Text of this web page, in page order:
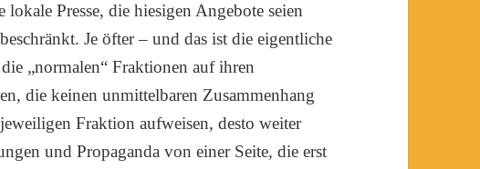
Presse, die hiesigen Angebote seien
Je öfter – und das ist die eigentliche
„normalen“ Fraktionen auf ihren
die keinen unmittelbaren Zusammenhang
Fraktion aufweisen, desto weiter
und Propaganda von einer Seite, die erst